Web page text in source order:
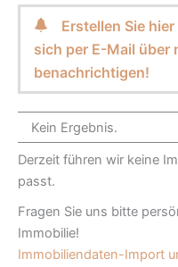
Erstellen Sie
sich per E-Mail über
benachrichtigen!
Kein Ergebnis.
Derzeit führen wir keine
passt.
Fragen Sie uns bitte
Immobilie!
Immobiliendaten-Import